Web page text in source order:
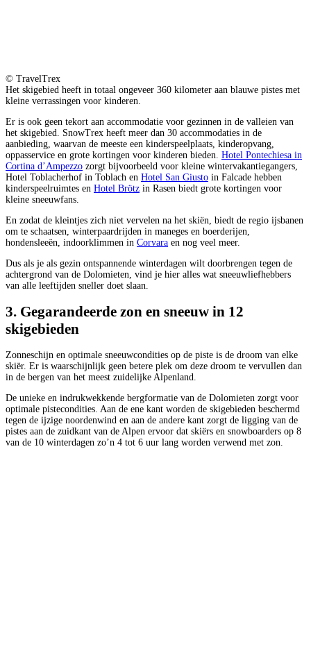
© TravelTrex
Het skigebied heeft in totaal ongeveer 360 kilometer aan blauwe pistes met
kleine verrassingen voor kinderen.
Er is ook geen tekort aan accommodatie voor gezinnen in de valleien van
het skigebied. SnowTrex heeft meer dan 30 accommodaties in de
aanbieding, waarvan de meeste een kinderspeelplaats, kinderopvang,
oppasservice en grote kortingen voor kinderen bieden. Hotel Pontechiesa in
Cortina d’Ampezzo zorgt bijvoorbeeld voor kleine wintervakantiegangers,
Hotel Toblacherhof in Toblach en Hotel San Giusto in Falcade hebben
kinderspeelruimtes en Hotel Brötz in Rasen biedt grote kortingen voor
kleine sneeuwfans.
En zodat de kleintjes zich niet vervelen na het skiën, biedt de regio ijsbanen
om te schaatsen, winterpaardrijden in maneges en boerderijen,
hondensleeën, indoorklimmen in Corvara en nog veel meer.
Dus als je als gezin ontspannende winterdagen wilt doorbrengen tegen de
achtergrond van de Dolomieten, vind je hier alles wat sneeuwliefhebbers
van alle leeftijden sneller doet slaan.
3. Gegarandeerde zon en sneeuw in 12
skigebieden
Zonneschijn en optimale sneeuwcondities op de piste is de droom van elke
skiër. Er is waarschijnlijk geen betere plek om deze droom te vervullen dan
in de bergen van het meest zuidelijke Alpenland.
De unieke en indrukwekkende bergformatie van de Dolomieten zorgt voor
optimale pistecondities. Aan de ene kant worden de skigebieden beschermd
tegen de ijzige noordenwind en aan de andere kant zorgt de ligging van de
pistes aan de zuidkant van de Alpen ervoor dat skiërs en snowboarders op 8
van de 10 winterdagen zo’n 4 tot 6 uur lang worden verwend met zon.